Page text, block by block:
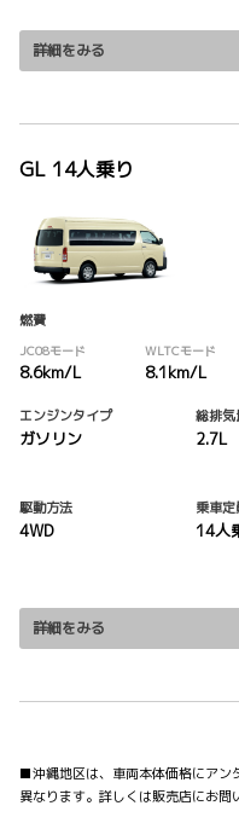
詳細をみる
GL 14人乗り
燃費
JC08モード
8.6km/L
WLTCモード
8.1km/L
エンジンタイプ
ガソリン
総排気
2.7L
駆動方法
4WD
乗車定
14人
詳細をみる
■沖縄地区は、車両本体価格にアン
異なります。詳しくは販売店にお問